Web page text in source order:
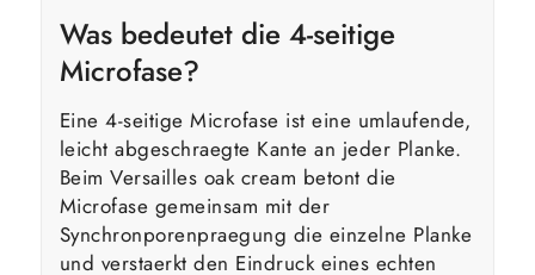
Was bedeutet die 4-seitige
Microfase?
Eine 4-seitige Microfase ist eine umlaufende,
leicht abgeschraegte Kante an jeder Planke.
Beim Versailles oak cream betont die
Microfase gemeinsam mit der
Synchronporenpraegung die einzelne Planke
und verstaerkt den Eindruck eines echten